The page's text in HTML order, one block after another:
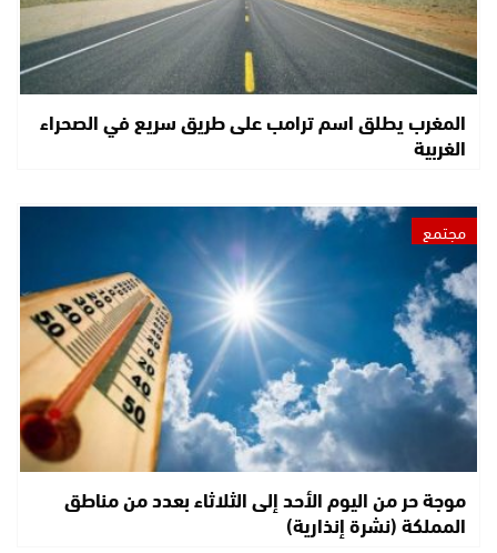
المغرب يطلق اسم ترامب على طريق سريع في الصحراء
الغربية
مجتمع
موجة حر من اليوم الأحد إلى الثلاثاء بعدد من مناطق
المملكة (نشرة إنذارية)